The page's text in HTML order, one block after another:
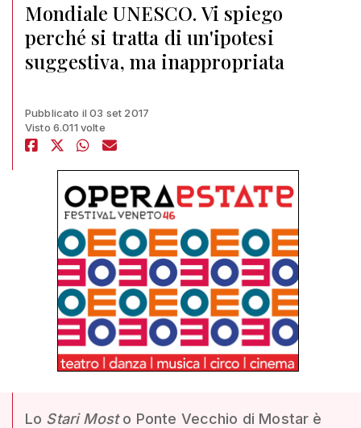
Mondiale UNESCO. Vi spiego
perché si tratta di un'ipotesi
suggestiva, ma inappropriata
Pubblicato il 03 set 2017
Visto 6.011 volte
Lo Stari Mosto Ponte Vecchio di Mostar è